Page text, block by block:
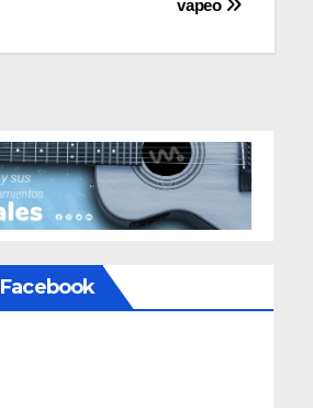
vapeo